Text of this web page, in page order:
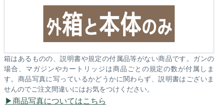
箱はあるものの、説明書や規定の付属品等がない商品です。ガンの
場合、マガジンやカートリッジは商品ごとの規定の数が付属しま
す。商品写真に写っているかどうかに関わらず、説明書はございま
せんのでご注文間違いにはお気をつけください。
商品写真についてはこちら